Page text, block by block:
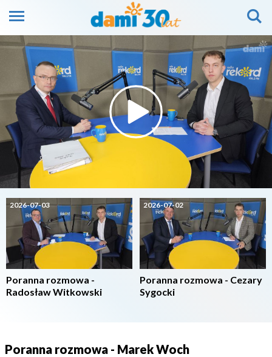
2026-07-03
Poranna rozmowa -
Radosław Witkowski
2026-07-02
Poranna rozmowa - Cezary
Sygocki
Poranna rozmowa - Marek Woch